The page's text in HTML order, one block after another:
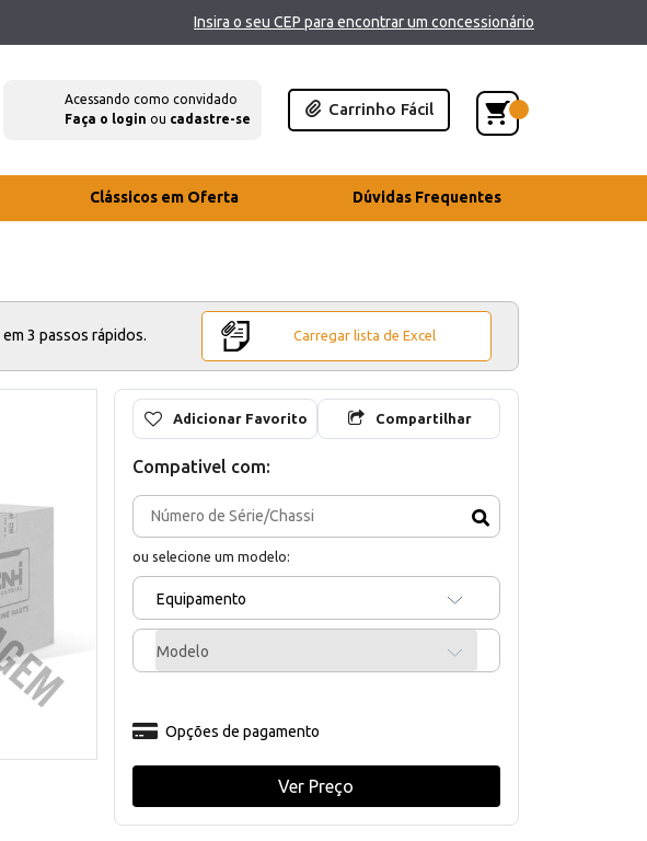
Insira o seu CEP para encontrar um concessionário
Acessando como convidado
Faça o login ou cadastre-se
Carrinho Fácil
Clássicos em Oferta Dúvidas Frequentes
3 passos rápidos. Carregar lista de Excel
Adicionar Favorito Compartilhar
Compativel com:
ou selecione um modelo:
Equipamento
Modelo
Opções de pagamento
Ver Preço